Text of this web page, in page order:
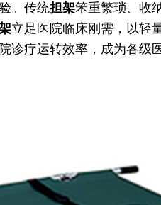
。传统担架笨重繁琐、收
立足医院临床刚需，以轻
诊疗运转效率，成为各级